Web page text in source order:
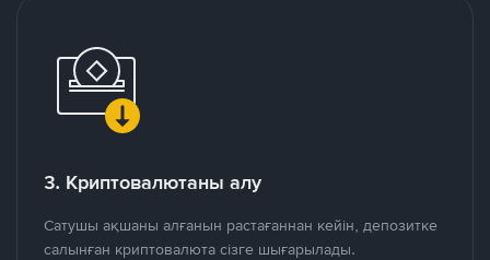
3. Криптовалютаны алу
Сатушы ақшаны алғанын растағаннан кейін, депозитке
салынған криптовалюта сізге шығарылады.